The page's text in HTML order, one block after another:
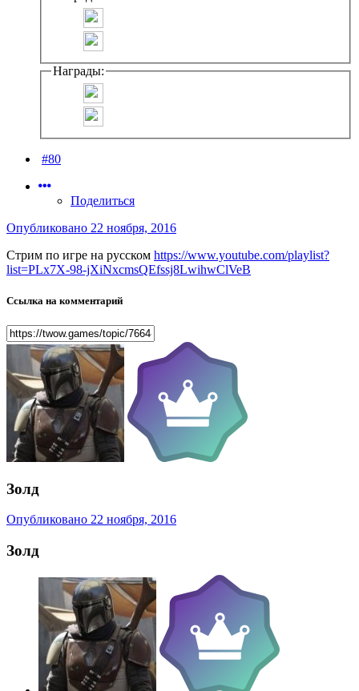
Награды:
#80
Поделиться
Опубликовано 22 ноября, 2016
Стрим по игре на русском https://www.youtube.com/playlist?
list=PLx7X-98-jXiNxcmsQEfssj8LwihwClVeB
Ссылка на комментарий
Золд
Опубликовано 22 ноября, 2016
Золд